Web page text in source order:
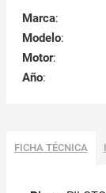
Marca:
Modelo:
Motor:
Año:
FICHA TÉCNICA